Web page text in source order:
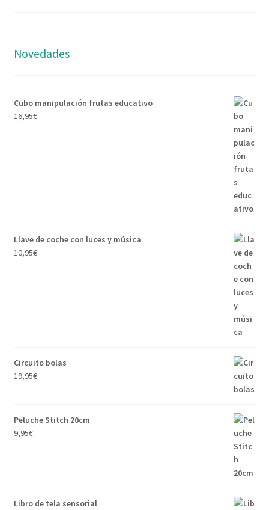
Novedades
Cubo manipulación frutas educativo
16,95€
Llave de coche con luces y música
10,95€
Circuito bolas
19,95€
Peluche Stitch 20cm
9,95€
Libro de tela sensorial